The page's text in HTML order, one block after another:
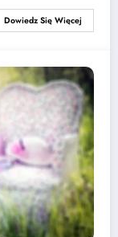
Dowiedz Się Więcej